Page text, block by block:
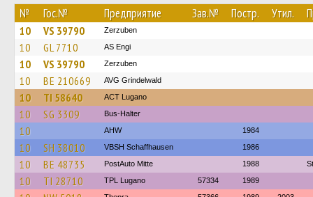
№ Гос.№ Предприятие Зав.№ Постр. Утил.
10 VS 39790 Zerzuben
10 GL 7710 AS Engi
10 VS 39790 Zerzuben
10 BE 210669 AVG Grindelwald
10 TI 58640 ACT Lugano
10 SG 3309 Bus-Halter
10 AHW 1984
10 SH 38010 VBSH Schaffhausen 1986
10 BE 48735 PostAuto Mitte 1988
10 TI 28710 TPL Lugano 57334 1989